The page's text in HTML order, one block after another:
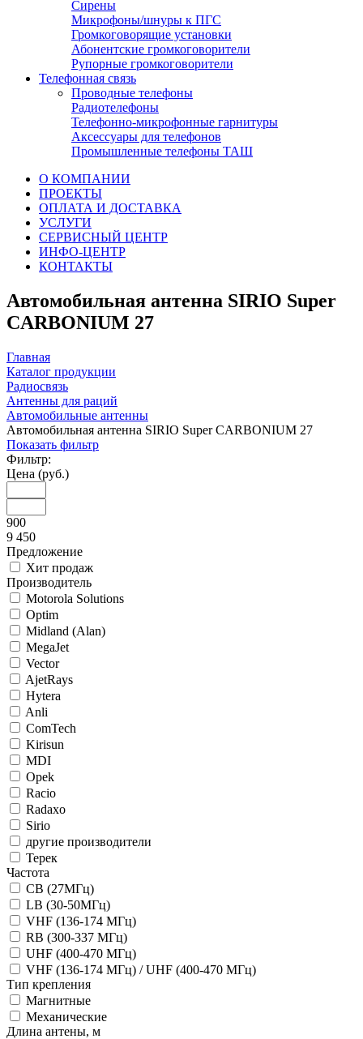
Сирены
Микрофоны/шнуры к ПГС
Громкоговорящие установки
Абонентские громкоговорители
Рупорные громкоговорители
Телефонная связь
Проводные телефоны
Радиотелефоны
Телефонно-микрофонные гарнитуры
Аксессуары для телефонов
Промышленные телефоны ТАШ
О КОМПАНИИ
ПРОЕКТЫ
ОПЛАТА И ДОСТАВКА
УСЛУГИ
СЕРВИСНЫЙ ЦЕНТР
ИНФО-ЦЕНТР
КОНТАКТЫ
Автомобильная антенна SIRIO Super
CARBONIUM 27
Главная
Каталог продукции
Радиосвязь
Антенны для раций
Автомобильные антенны
Автомобильная антенна SIRIO Super CARBONIUM 27
Показать фильтр
Фильтр:
Цена (руб.)
900
9 450
Предложение
Хит продаж
Производитель
Motorola Solutions
Optim
Midland (Alan)
MegaJet
Vector
AjetRays
Hytera
Anli
ComTech
Kirisun
MDI
Opek
Racio
Radaxo
Sirio
другие производители
Терек
Частота
CB (27МГц)
LB (30-50МГц)
VHF (136-174 МГц)
RB (300-337 МГц)
UHF (400-470 МГц)
VHF (136-174 МГц) / UHF (400-470 МГц)
Тип крепления
Магнитные
Механические
Длина антены, м